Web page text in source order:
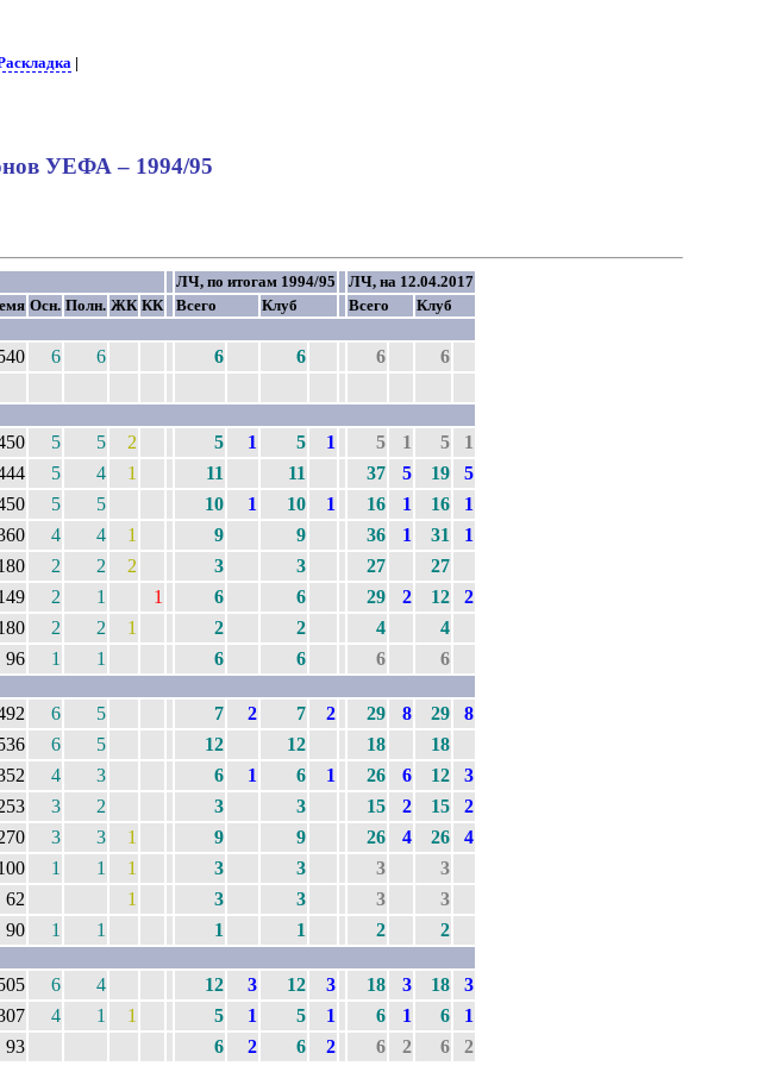
|
УЕФА – 1994/95
ЛЧ, по итогам 1994/95
ЛЧ, на 12.04.2017
Осн. Полн. ЖК КК Всего Клуб Всего
Клуб
6 6 6 6 6
6
5 5 2 5 1 5 1 5 1 5
1
5 4 1 11 11 37 5 19
5
5 5 10 1 10 1 16 1 16 1
4 4 1 9 9 36 1 31 1
2 2 2 3 3 27
27
2 1 1 6 6 29 2 12 2
2 2 1 2 2 4 4
96 1 1 6 6 6 6
6 5 7 2 7 2 29 8 29
8
6 5 12 12 18 18
4 3 6 1 6 1 26 6 12 3
3 2 3 3 15 2 15
2
3 3 1 9 9 26 4 26 4
1 1 1 3 3 3 3
62 1 3 3 3 3
90 1 1 1 1 2 2
6 4 12 3 12 3 18 3 18 3
4 1 1 5 1 5 1 6 1 6
1
93 6 2 6 2 6 2 6 2